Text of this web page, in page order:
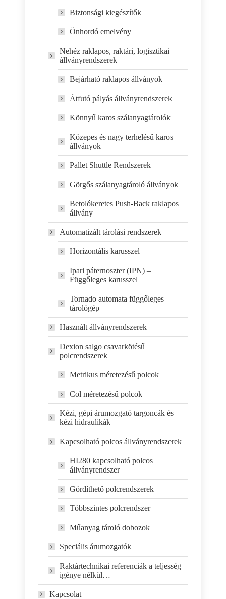
Biztonsági kiegészítők
Önhordó emelvény
Nehéz raklapos, raktári, logisztikai
állványrendszerek
Bejárható raklapos állványok
Átfutó pályás állványrendszerek
Könnyű karos szálanyagtárolók
Közepes és nagy terhelésű karos
állványok
Pallet Shuttle Rendszerek
Görgős szálanyagtároló állványok
Betolókeretes Push-Back raklapos
állvány
Automatizált tárolási rendszerek
Horizontális karusszel
Ipari páternoszter (IPN) –
Függőleges karusszel
Tornado automata függőleges
tárológép
Használt állványrendszerek
Dexion salgo csavarkötésű
polcrendszerek
Metrikus méretezésű polcok
Col méretezésű polcok
Kézi, gépi árumozgató targoncák és
kézi hidraulikák
Kapcsolható polcos állványrendszerek
HI280 kapcsolható polcos
állványrendszer
Gördíthető polcrendszerek
Többszintes polcrendszer
Műanyag tároló dobozok
Speciális árumozgatók
Raktártechnikai referenciák a teljesség
igénye nélkül…
Kapcsolat